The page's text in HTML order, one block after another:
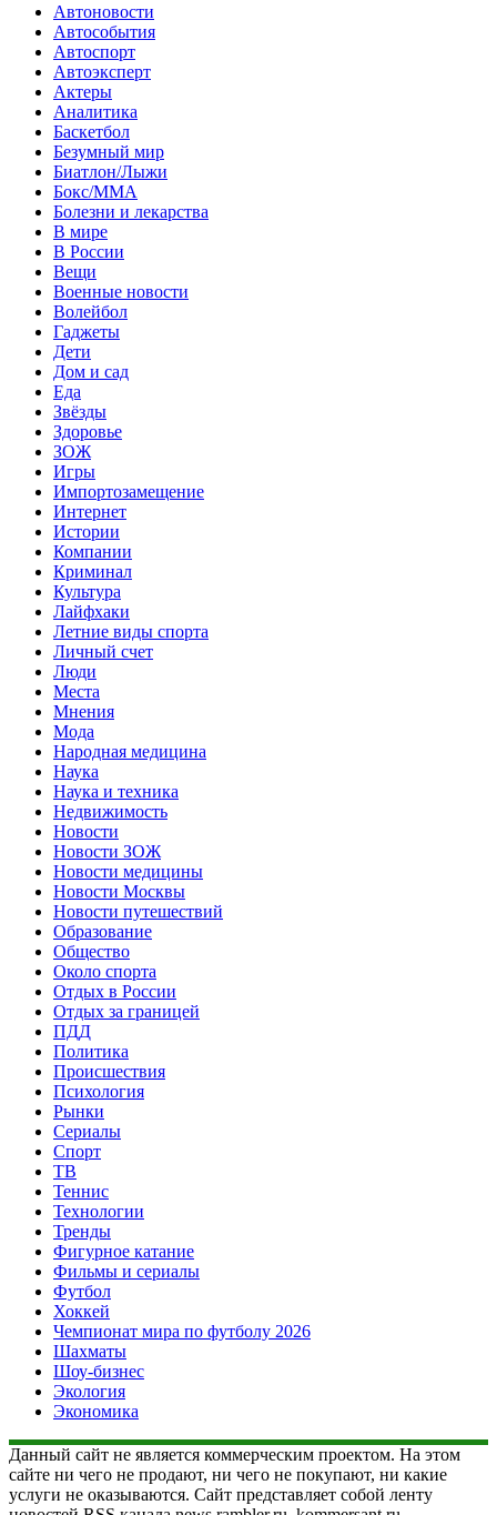
Автоновости
Автособытия
Автоспорт
Автоэксперт
Актеры
Аналитика
Баскетбол
Безумный мир
Биатлон/Лыжи
Бокс/MMA
Болезни и лекарства
В мире
В России
Вещи
Военные новости
Волейбол
Гаджеты
Дети
Дом и сад
Еда
Звёзды
Здоровье
ЗОЖ
Игры
Импортозамещение
Интернет
Истории
Компании
Криминал
Культура
Лайфхаки
Летние виды спорта
Личный счет
Люди
Места
Мнения
Мода
Народная медицина
Наука
Наука и техника
Недвижимость
Новости
Новости ЗОЖ
Новости медицины
Новости Москвы
Новости путешествий
Образование
Общество
Около спорта
Отдых в России
Отдых за границей
ПДД
Политика
Происшествия
Психология
Рынки
Сериалы
Спорт
ТВ
Теннис
Технологии
Тренды
Фигурное катание
Фильмы и сериалы
Футбол
Хоккей
Чемпионат мира по футболу 2026
Шахматы
Шоу-бизнес
Экология
Экономика
Данный сайт не является коммерческим проектом. На этом
сайте ни чего не продают, ни чего не покупают, ни какие
услуги не оказываются. Сайт представляет собой ленту